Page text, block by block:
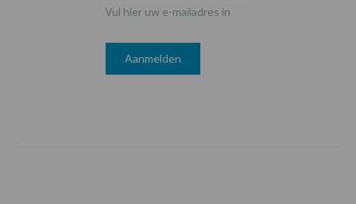
Vul hier uw e-mailadres in